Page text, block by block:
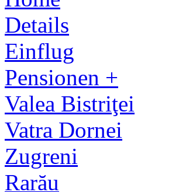
Details
Einflug
Pensionen +
Valea Bistriţei
Vatra Dornei
Zugreni
Rarău